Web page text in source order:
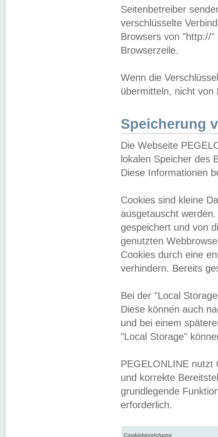
Seitenbetreiber
verschlüsselte
Browsers von "http://
Browserzeile.
Wenn die
übermitteln, nicht von
Speicherung
Die Webseite
lokalen Speicher des
Diese Informationen
Cookies sind kleine
ausgetauscht
gespeichert und von
genutzten
Cookies durch eine
verhindern. Bereits
Bei der "Local
Diese können auch
und bei einem
"Local Storage"
PEGELONLINE nutzt
und korrekte
grundlegende
erforderlich.
Cookiebezeichung